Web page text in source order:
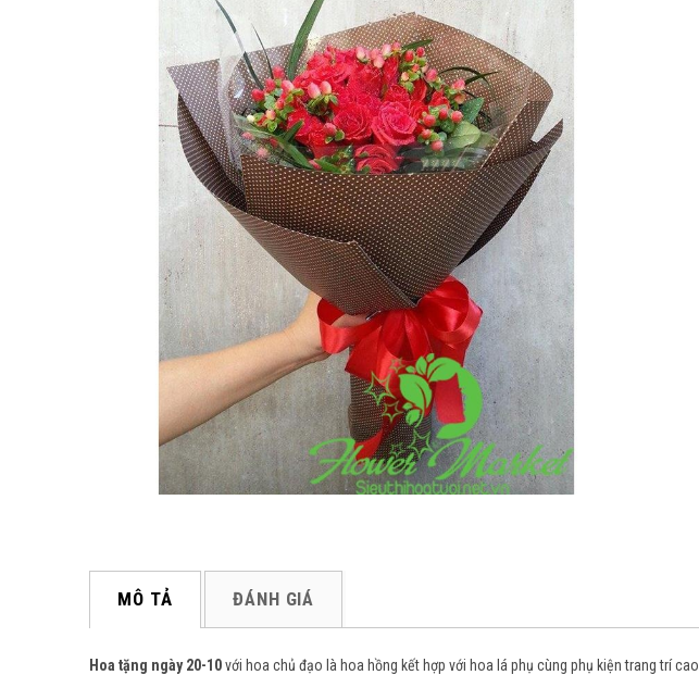
MÔ TẢ ĐÁNH GIÁ
Hoa tặng ngày 20-10với hoa chủ đạo là hoa hồng kết hợp với hoa lá phụ cùng phụ kiện trang trí